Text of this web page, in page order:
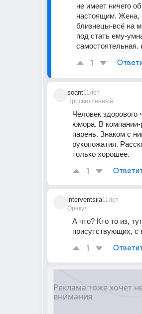
не имеет ничего
настоящим. Жена,
близнецы-всё на
под стать ему-
самостоятельная.
1
soant
Просветленный
11лет
Человек здорового
юмора. В компании-
парень. Знаком с
рукопожатия.
только хорошее.
1
interventsiia
Оракул
11лет
А что? Кто то из, тут
присутствующих, с
1